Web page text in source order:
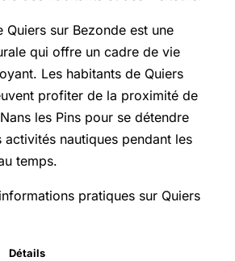
Quiers sur Bezonde est une
qui offre un cadre de vie
Les habitants de Quiers
profiter de la proximité de
les Pins pour se détendre
nautiques pendant les
temps.
pratiques sur Quiers
Détails